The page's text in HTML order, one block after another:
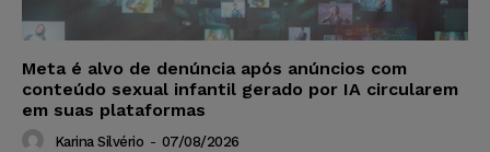
Meta é alvo de denúncia após anúncios com
conteúdo sexual infantil gerado por IA circularem
em suas plataformas
Karina Silvério - 07/08/2026